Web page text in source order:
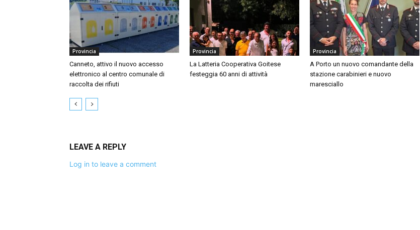
Provincia
Canneto, attivo il nuovo accesso
elettronico al centro comunale di
raccolta dei rifiuti
Provincia
La Latteria Cooperativa Goitese
festeggia 60 anni di attività
Provincia
A Porto un nuovo comandante della
stazione carabinieri e nuovo
maresciallo
LEAVE A REPLY
Log in to leave a comment